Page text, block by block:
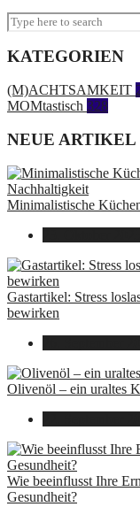
KATEGORIEN
(M)ACHTSAMKEIT
MOMtastisch 328
NEUE ARTIKEL
Minimalistische
Gastartikel: Stress
bewirken
Olivenöl – ein uraltes
Wie beeinflusst Ihre
Gesundheit?